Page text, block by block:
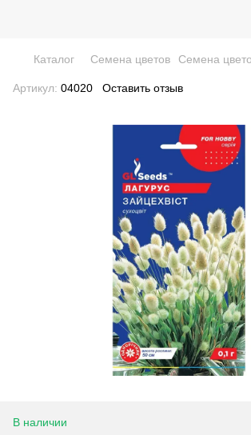
Каталог Семена цветов Семена
Артикул: 04020 Оставить отзыв
В наличии